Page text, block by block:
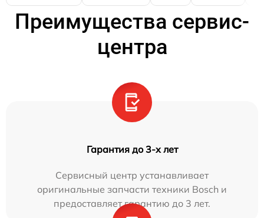
Преимущества сервис-
центра
Гарантия до 3-х лет
Сервисный центр устанавливает
оригинальные запчасти техники Bosch и
предоставляет гарантию до 3 лет.